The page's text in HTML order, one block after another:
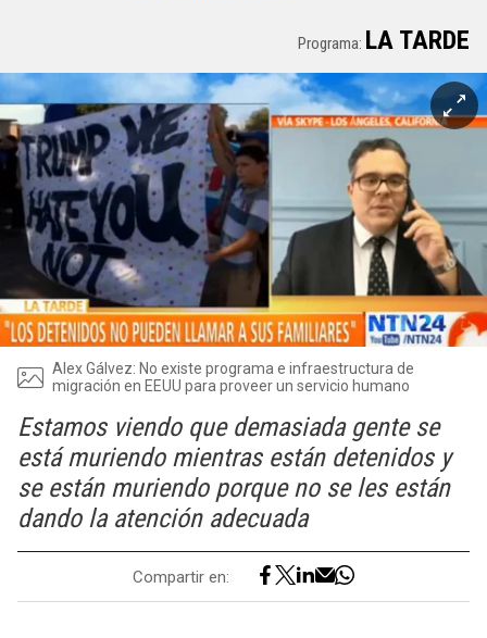
Programa: LA TARDE
Alex Gálvez: No existe programa e infraestructura de
migración en EEUU para proveer un servicio humano
Estamos viendo que demasiada gente se
está muriendo mientras están detenidos y
se están muriendo porque no se les están
dando la atención adecuada
Compartir en: